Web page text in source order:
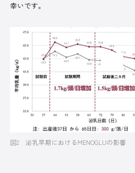
幸いです。
図2 泌乳早期におけるMENOGLUの影響